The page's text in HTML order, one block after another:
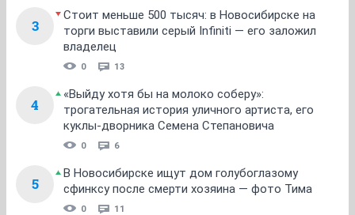
3
Стоит меньше 500 тысяч: в Новосибирске на
торги выставили серый Infiniti — его заложил
владелец
0 13
4
«Выйду хотя бы на молоко соберу»:
трогательная история уличного артиста, его
куклы-дворника Семена Степановича
0 6
5
В Новосибирске ищут дом голубоглазому
сфинксу после смерти хозяина — фото Тима
0 11